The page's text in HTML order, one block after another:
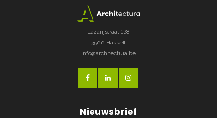
Lazarijstraat 168
3500 Hasselt
info@architectura.be
Nieuwsbrief